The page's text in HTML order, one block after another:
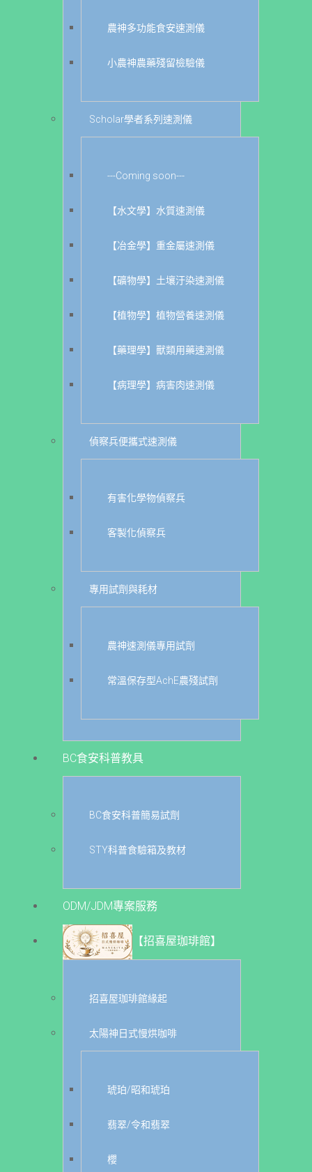
農神多功能食安速測儀
小農神農藥殘留檢驗儀
Scholar學者系列速測儀
---Coming soon---
【水文學】水質速測儀
【冶金學】重金屬速測儀
【礦物學】土壤汙染速測儀
【植物學】植物營養速測儀
【藥理學】獸類用藥速測儀
【病理學】病害肉速測儀
偵察兵便攜式速測儀
有害化學物偵察兵
客製化偵察兵
專用試劑與耗材
農神速測儀專用試劑
常溫保存型AchE農殘試劑
BC食安科普教具
BC食安科普簡易試劑
STY科普食驗箱及教材
ODM/JDM專案服務
【招喜屋珈琲館】
招喜屋珈琲館緣起
太陽神日式慢烘咖啡
琥珀/昭和琥珀
翡翠/令和翡翠
櫻